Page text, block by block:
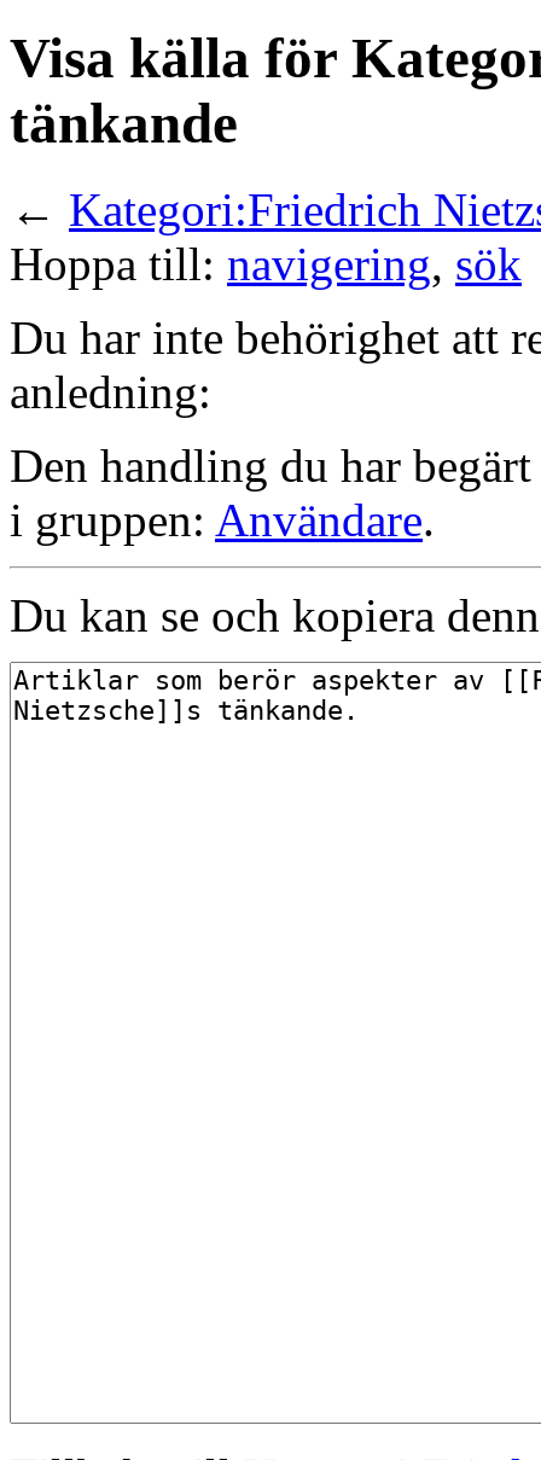
Visa källa för
tänkande
← Kategori:Friedrich
Hoppa till: navigering, sök
Du har inte behörighet att
anledning:
Den handling du har
i gruppen: Användare.
Du kan se och kopiera